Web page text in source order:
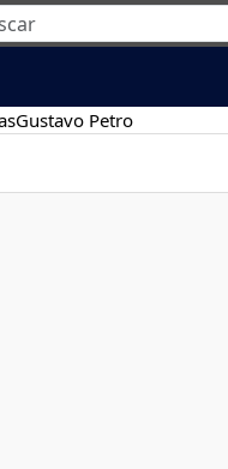
Gustavo Petro